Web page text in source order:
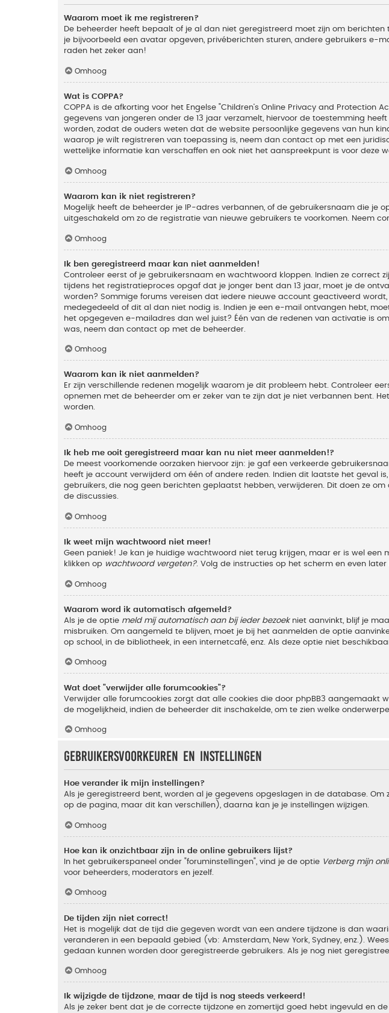
Waarom moet ik me registreren?
De beheerder heeft bepaalt of je al dan niet geregistreerd moet zijn om
je bijvoorbeeld een avatar opgeven, privéberichten sturen, andere gebruikers e-
raden het zeker aan!
Omhoog
Wat is COPPA?
COPPA is de afkorting voor het Engelse "Children’s Online Privacy and
gegevens van jongeren onder de 13 jaar verzamelt, hiervoor de toestemming
worden, zodat de ouders weten dat de website persoonlijke gegevens van hun
waarop je wilt registreren van toepassing is, neem dan contact op met een
wettelijke informatie kan verschaffen en ook niet het aanspreekpunt is voor deze
Omhoog
Waarom kan ik niet registreren?
Mogelijk heeft de beheerder je IP-adres verbannen, of de gebruikersnaam die je
uitgeschakeld om zo de registratie van nieuwe gebruikers te voorkomen. Neem
Omhoog
Ik ben geregistreerd maar kan niet aanmelden!
Controleer eerst of je gebruikersnaam en wachtwoord kloppen. Indien ze correct
tijdens het registratieproces opgaf dat je jonger bent dan 13 jaar, moet je de
worden? Sommige forums vereisen dat iedere nieuwe account geactiveerd
medegedeeld of dit al dan niet nodig is. Indien je een e-mail ontvangen hebt,
het opgegeven e-mailadres dan wel juist? Één van de redenen van activatie is
was, neem dan contact op met de beheerder.
Omhoog
Waarom kan ik niet aanmelden?
Er zijn verschillende redenen mogelijk waarom je dit probleem hebt. Controleer
opnemen met de beheerder om er zeker van te zijn dat je niet verbannen bent.
worden.
Omhoog
Ik heb me ooit geregistreerd maar kan nu niet meer aanmelden!?
De meest voorkomende oorzaken hiervoor zijn: je gaf een verkeerde
heeft je account verwijderd om één of andere reden. Indien dit laatste het geval
gebruikers, die nog geen berichten geplaatst hebben, verwijderen. Dit doen ze
de discussies.
Omhoog
Ik weet mijn wachtwoord niet meer!
Geen paniek! Je kan je huidige wachtwoord niet terug krijgen, maar er is wel
klikken op wachtwoord vergeten?. Volg de instructies op het scherm en even
Omhoog
Waarom word ik automatisch afgemeld?
Als je de optie meld mij automatisch aan bij ieder bezoekniet aanvinkt, blijf je
misbruiken. Om aangemeld te blijven, moet je bij het aanmelden de optie
op school, in de bibliotheek, in een internetcafé, enz. Als deze optie niet
Omhoog
Wat doet "verwijder alle forumcookies"?
Verwijder alle forumcookies zorgt dat alle cookies die door phpBB3 aangemaakt
de mogelijkheid, indien de beheerder dit inschakelde, om te zien welke
Omhoog
Gebruikersvoorkeuren en instellingen
Hoe verander ik mijn instellingen?
Als je geregistreerd bent, worden al je gegevens opgeslagen in de database. Om
op de pagina, maar dit kan verschillen), daarna kan je je instellingen wijzigen.
Omhoog
Hoe kan ik onzichtbaar zijn in de online gebruikers lijst?
In het gebruikerspaneel onder "foruminstellingen", vind je de optie Verberg mijn
voor beheerders, moderators en jezelf.
Omhoog
De tijden zijn niet correct!
Het is mogelijk dat de tijd die gegeven wordt van een andere tijdzone is dan
veranderen in een bepaald gebied (vb: Amsterdam, New York, Sydney, enz.).
gedaan kunnen worden door geregistreerde gebruikers. Als je nog niet
Omhoog
Ik wijzigde de tijdzone, maar de tijd is nog steeds verkeerd!
Als je zeker bent dat je de correcte tijdzone en zomertijd goed hebt ingevuld en